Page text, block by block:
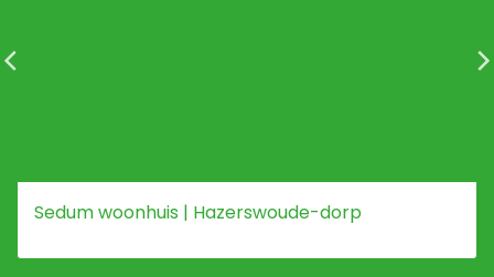
Sedum woonhuis | Hazerswoude-dorp